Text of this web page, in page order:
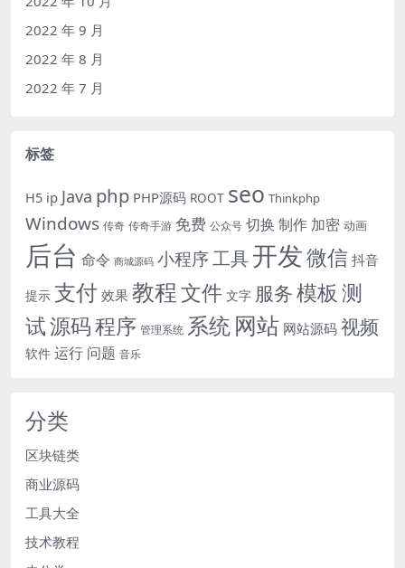
2022 年 9 月
2022 年 8 月
2022 年 7 月
标签
H5 ip Java php PHP源码 ROOT seo Thinkphp
Windows 传奇 传奇手游 免费 公众号 切换 制作 加密 动画
后台 命令 商城源码 小程序工具开发微信 抖音
提示 支付 效果 教程文件 文字 服务模板测
试源码程序 管理系统 系统网站 网站源码 视频
软件 运行 问题 音乐
分类
区块链类
商业源码
工具大全
技术教程